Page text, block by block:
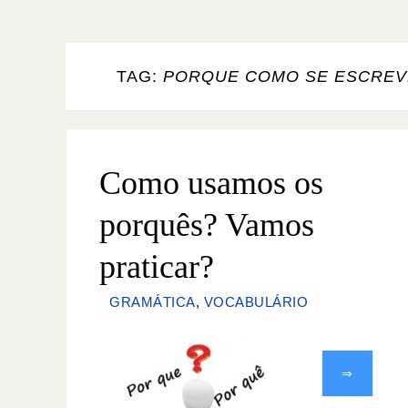
TAG: PORQUE COMO SE
Como usamos os
porquês? Vamos
praticar?
GRAMÁTICA, VOCABULÁRIO
⇒